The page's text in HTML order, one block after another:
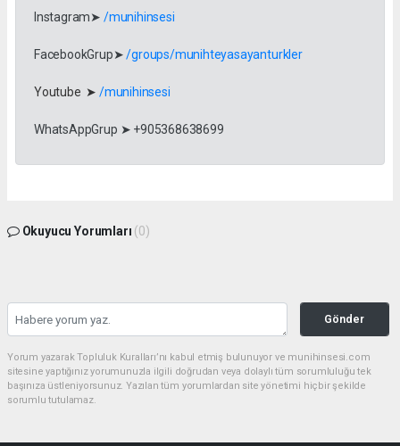
Instagram➤ /munihinsesi
FacebookGrup➤/groups/munihteyasayanturkler
Youtube ➤ /munihinsesi
WhatsAppGrup ➤ +905368638699
Okuyucu Yorumları (0)
Gönder
Yorum yazarak Topluluk Kuralları’nı kabul etmiş bulunuyor ve munihinsesi.com
sitesine yaptığınız yorumunuzla ilgili doğrudan veya dolaylı tüm sorumluluğu tek
başınıza üstleniyorsunuz. Yazılan tüm yorumlardan site yönetimi hiçbir şekilde
sorumlu tutulamaz.